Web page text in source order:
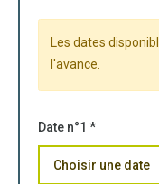
Les dates
l'avance.
Date n°1 *